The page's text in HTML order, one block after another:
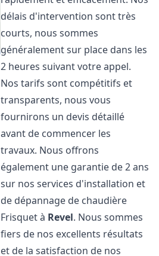
délais d'intervention sont très
courts, nous sommes
généralement sur place dans les
2 heures suivant votre appel.
Nos tarifs sont compétitifs et
transparents, nous vous
fournirons un devis détaillé
avant de commencer les
travaux. Nous offrons
également une garantie de 2 ans
sur nos services d'installation et
de dépannage de chaudière
Frisquet à Revel. Nous sommes
fiers de nos excellents résultats
et de la satisfaction de nos